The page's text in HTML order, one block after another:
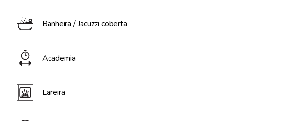
Banheira / Jacuzzi coberta
Academia
Lareira